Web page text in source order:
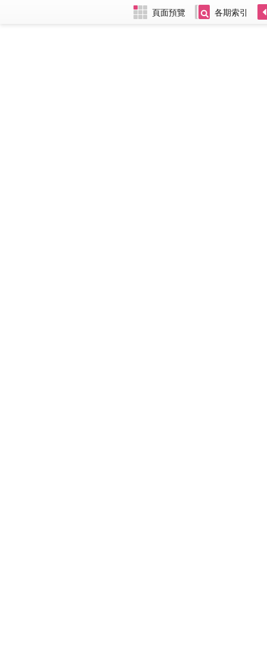
頁面預覽 各期索引